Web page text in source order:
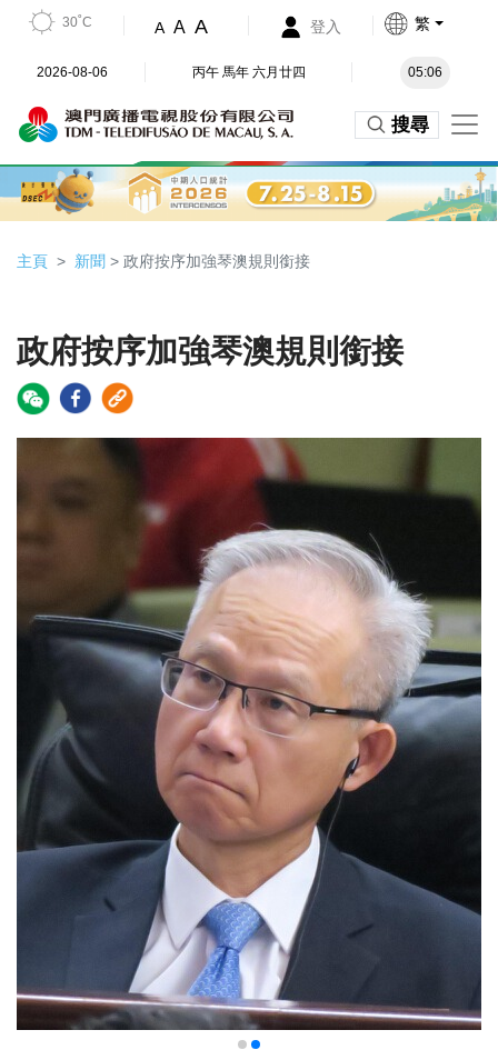
30˚C A A A 登入 繁
2026-08-06 丙午 馬年 六月廿四 05:06
搜尋
主頁 新聞 > 政府按序加強琴澳規則銜接
政府按序加強琴澳規則銜接